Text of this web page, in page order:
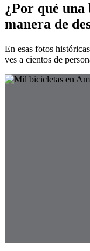
¿Por qué
manera de
En esas fotos
ves a cientos de